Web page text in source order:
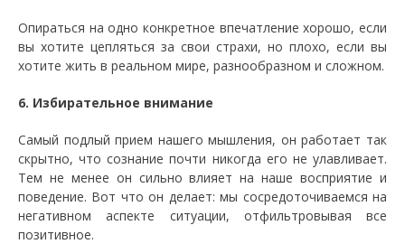
Опираться на одно конкретное впечатление хорошо, если
вы хотите цепляться за свои страхи, но плохо, если вы
хотите жить в реальном мире, разнообразном и сложном.
6. Избирательное внимание
Самый подлый прием нашего мышления, он работает так
скрытно, что сознание почти никогда его не улавливает.
Тем не менее он сильно влияет на наше восприятие и
поведение. Вот что он делает: мы сосредоточиваемся на
негативном аспекте ситуации, отфильтровывая все
позитивное.